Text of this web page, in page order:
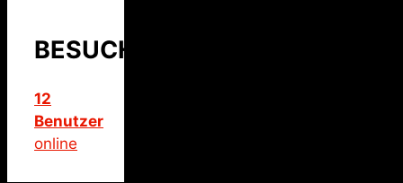
BESUCHER
12
Benutzer
online